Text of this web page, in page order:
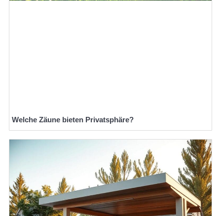
Welche Zäune bieten Privatsphäre?